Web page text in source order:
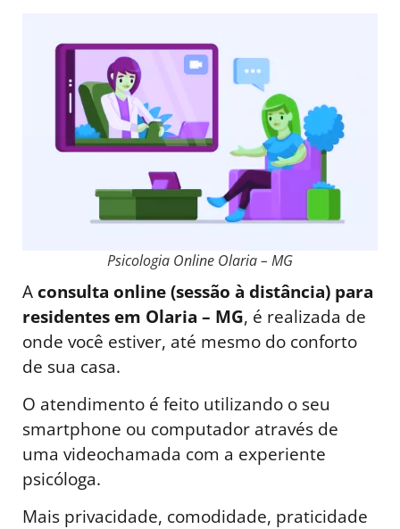
Psicologia Online Olaria – MG
Aconsulta online (sessão à distância) para
residentes em Olaria – MG, é realizada de
onde você estiver, até mesmo do conforto
de sua casa.
O atendimento é feito utilizando o seu
smartphone ou computador através de
uma videochamada com a experiente
psicóloga.
Mais privacidade, comodidade, praticidade